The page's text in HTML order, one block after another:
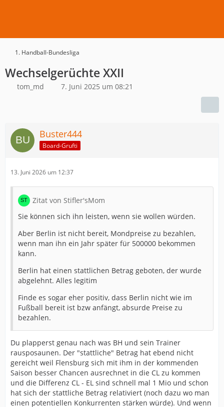
1. Handball-Bundesliga
Wechselgerüchte XXII
tom_md 7. Juni 2025 um 08:21
Buster444
Board-Grufti
13. Juni 2026 um 12:37
Zitat von Stifler'sMom
Sie können sich ihn leisten, wenn sie wollen würden.
Aber Berlin ist nicht bereit, Mondpreise zu bezahlen,
wenn man ihn ein Jahr später für 500000 bekommen
kann.
Berlin hat einen stattlichen Betrag geboten, der wurde
abgelehnt. Alles legitim
Finde es sogar eher positiv, dass Berlin nicht wie im
Fußball bereit ist bzw anfängt, absurde Preise zu
bezahlen.
Du plapperst genau nach was BH und sein Trainer
rausposaunen. Der "stattliche" Betrag hat ebend nicht
gereicht weil Flensburg sich mit ihm in der kommenden
Saison besser Chancen ausrechnet in die CL zu kommen
und die Differenz CL - EL sind schnell mal 1 Mio und schon
hat sich der stattliche Betrag relativiert (noch dazu wo man
einen potentiellen Konkurrenten stärken würde). Und wenn